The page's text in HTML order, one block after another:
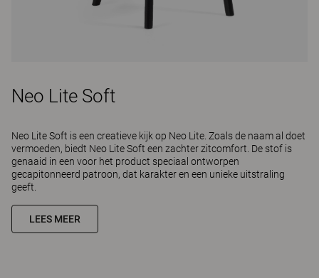
Neo Lite Soft
Neo Lite Soft is een creatieve kijk op Neo Lite. Zoals de naam al doet
vermoeden, biedt Neo Lite Soft een zachter zitcomfort. De stof is
genaaid in een voor het product speciaal ontworpen
gecapitonneerd patroon, dat karakter en een unieke uitstraling
geeft.
LEES MEER